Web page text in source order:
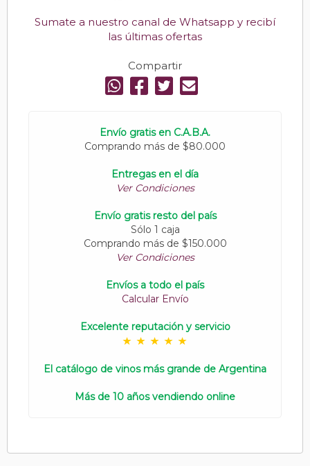
Sumate a nuestro canal de Whatsapp y recibí
las últimas ofertas
Compartir
Envío gratis en C.A.B.A.
Comprando más de $80.000
Entregas en el día
Ver Condiciones
Envío gratis resto del país
Sólo 1 caja
Comprando más de $150.000
Ver Condiciones
Envíos a todo el país
Calcular Envío
Excelente reputación y servicio
El catálogo de vinos más grande de Argentina
Más de 10 años vendiendo online